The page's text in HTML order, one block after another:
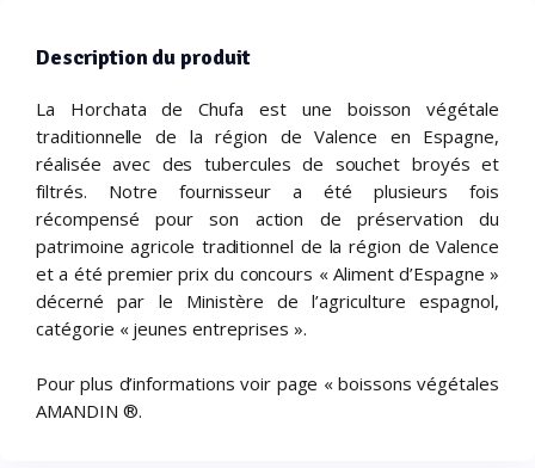
Description du produit
La Horchata de Chufa est une boisson végétale
traditionnelle de la région de Valence en Espagne,
réalisée avec des tubercules de souchet broyés et
filtrés. Notre fournisseur a été plusieurs fois
récompensé pour son action de préservation du
patrimoine agricole traditionnel de la région de Valence
et a été premier prix du concours « Aliment d’Espagne »
décerné par le Ministère de l’agriculture espagnol,
catégorie « jeunes entreprises ».
Pour plus d’informations voir page « boissons végétales
AMANDIN ®.